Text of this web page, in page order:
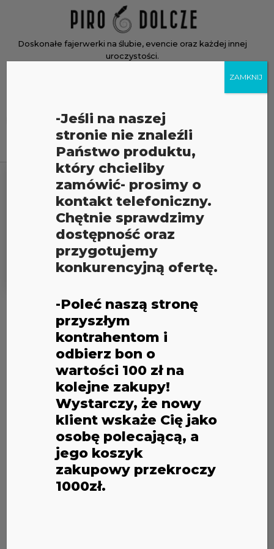
Doskonałe fajerwerki na ślubie, evencie oraz każdej innej
uroczystości.
produktów
3M
Domyślne sortowanie
Wyświetlanie wszystkich wyników: 12
470 880 1289
-Jeśli na naszej
stronie nie znaleźli
Państwo produktu,
który chcieliby
zamówić- prosimy o
kontakt telefoniczny.
Chętnie sprawdzimy
dostępność oraz
przygotujemy
konkurencyjną ofertę.
-Poleć naszą stronę
przyszłym
kontrahentom i
odbierz bon o
wartości 100 zł na
kolejne zakupy!
Wystarczy, że nowy
klient wskaże Cię jako
osobę polecającą, a
jego koszyk
zakupowy przekroczy
1000zł.
ZAMKNIJ